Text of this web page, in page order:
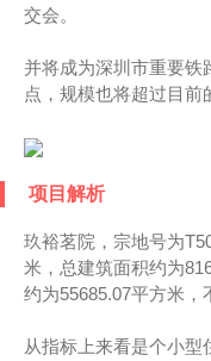
交会。
并将成为深圳市重要铁
点，规模也将超过目前
项目解析
玖裕茗院，宗地号为
米，总建筑面积约为
约为55685.07平方米，
从指标上来看是个小